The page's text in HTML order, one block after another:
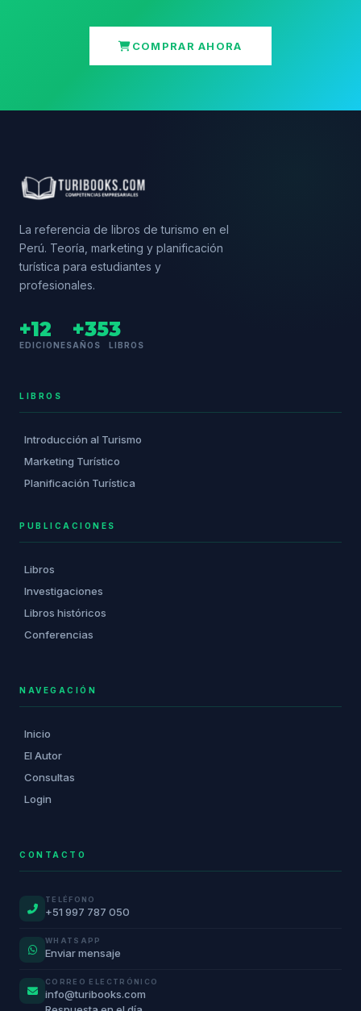
COMPRAR AHORA
La referencia de libros de turismo en el
Perú. Teoría, marketing y planificación
turística para estudiantes y
profesionales.
+12
EDICIONES
+35
AÑOS
3
LIBROS
LIBROS
Introducción al Turismo
Marketing Turístico
Planificación Turística
PUBLICACIONES
Libros
Investigaciones
Libros históricos
Conferencias
NAVEGACIÓN
Inicio
El Autor
Consultas
Login
CONTACTO
TELÉFONO
+51 997 787 050
WHATSAPP
Enviar mensaje
CORREO ELECTRÓNICO
info@turibooks.com